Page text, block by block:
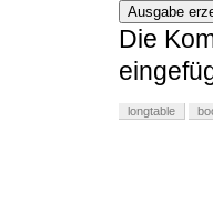
Ausgabe
Die
longtable